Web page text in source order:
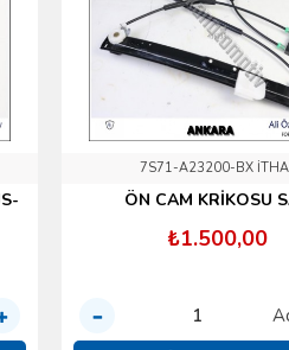
7S71-A23200-BX
ÖN CAM KRİKOSU
₺1.500,00